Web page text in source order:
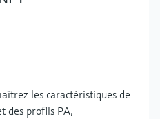
les caractéristiques de
des profils PA,